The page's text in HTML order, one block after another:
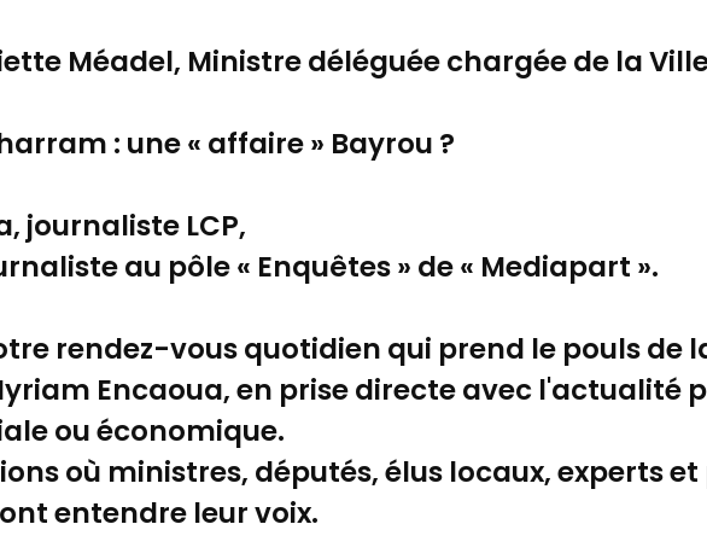
Méadel, Ministre déléguée chargée de la
: une « affaire » Bayrou ?
journaliste LCP,
au pôle « Enquêtes » de « Mediapart ».
rendez-vous quotidien qui prend le pouls de
Encaoua, en prise directe avec l'actualité
ou économique.
où ministres, députés, élus locaux, experts
entendre leur voix.